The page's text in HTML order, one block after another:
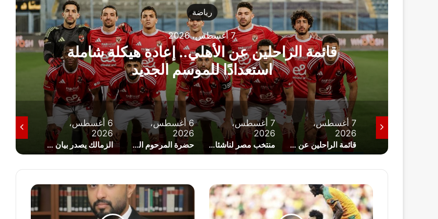
رياضة
7 أغسطس، 2026
قائمة الراحلين عن الأهلي.. إعادة هيكلة شاملة
استعدادًا للموسم الجديد
7 أغسطس،
2026
قائمة الراحلين عن الأهلي.. إعادة هيكلة شاملة استعدادًا للموسم الجديد
7 أغسطس،
2026
منتخب مصر لناشئات اليد يودع نصف نهائي بطولة العالم على يد إسبانيا
6 أغسطس،
2026
حضرة المرحوم السعيد!
6 أغسطس،
2026
الزمالك يصدر بيان رسمي يحسم موقفه من بيع خوان بيزيرا
6
2026
ت
ش
ك
ش
ي